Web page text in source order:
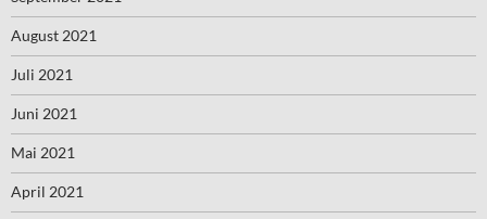
August 2021
Juli 2021
Juni 2021
Mai 2021
April 2021